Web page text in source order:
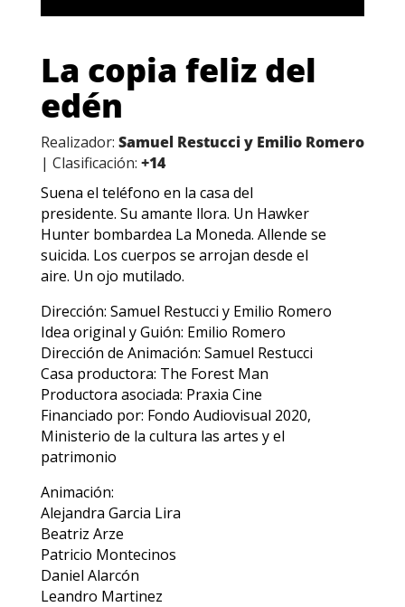
La copia feliz del
edén
Realizador: Samuel Restucci y Emilio Romero
| Clasificación: +14
Suena el teléfono en la casa del
presidente. Su amante llora. Un Hawker
Hunter bombardea La Moneda. Allende se
suicida. Los cuerpos se arrojan desde el
aire. Un ojo mutilado.
Dirección: Samuel Restucci y Emilio Romero
Idea original y Guión: Emilio Romero
Dirección de Animación: Samuel Restucci
Casa productora: The Forest Man
Productora asociada: Praxia Cine
Financiado por: Fondo Audiovisual 2020,
Ministerio de la cultura las artes y el
patrimonio
Animación:
Alejandra Garcia Lira
Beatriz Arze
Patricio Montecinos
Daniel Alarcón
Leandro Martinez